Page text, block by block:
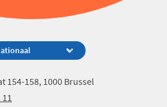
154-158, 1000 Brussel